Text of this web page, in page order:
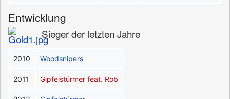
Entwicklung
Sieger der letzten Jahre
2010 Woodsnipers
2011 Gipfelstürmer feat. Rob